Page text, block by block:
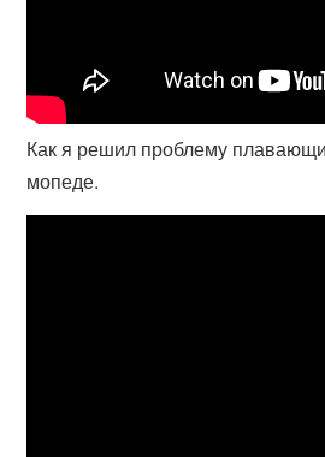
Как я решил проблему
мопеде.